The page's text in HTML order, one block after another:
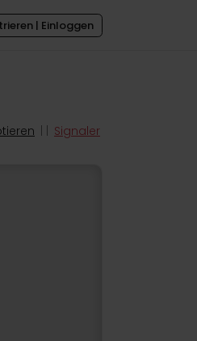
| Einloggen
Signaler